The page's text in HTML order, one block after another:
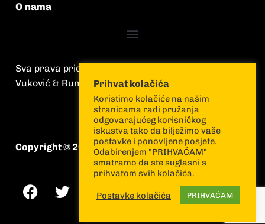
O nama
Sva prava pridržana
Vuković & Runjić
Copyright © 2026 Vuković & Runjić
Prihvat kolačića
Koristimo kolačiće na našim
stranicama radi pružanja
odgovarajućeg korisničkog
iskustva tako da bilježimo vaše
postavke i ponovljene posjete.
Odabirenjem "PRIHVAĆAM"
smatramo da ste suglasni s
prihvatom svih kolačića.
Postavke kolačića PRIHVAĆAM